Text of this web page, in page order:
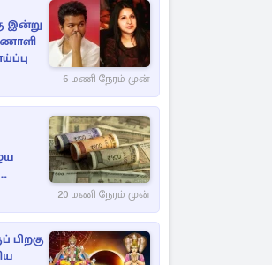
இன்று
6 மணி நேரம் முன்
20 மணி நேரம் முன்
பிறகு